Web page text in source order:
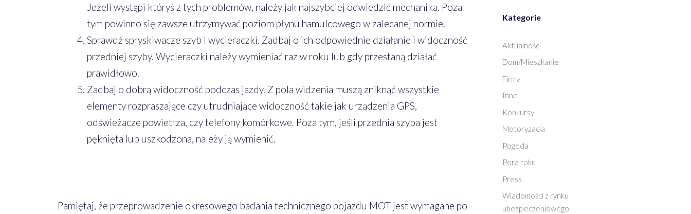
Jeżeli wystąpi któryś z tych problemów, należy jak najszybciej odwiedzić mechanika. Poza
tym powinno się zawsze utrzymywać poziom płynu hamulcowego w zalecanej normie.
Sprawdź spryskiwacze szyb i wycieraczki. Zadbaj o ich odpowiednie działanie i widoczność
przedniej szyby. Wycieraczki należy wymieniać raz w roku lub gdy przestaną działać
prawidłowo.
Zadbaj o dobrą widoczność podczas jazdy. Z pola widzenia muszą zniknąć wszystkie
elementy rozpraszające czy utrudniające widoczność takie jak urządzenia GPS,
odświeżacze powietrza, czy telefony komórkowe. Poza tym, jeśli przednia szyba jest
pęknięta lub uszkodzona, należy ją wymienić.
Pamiętaj, że przeprowadzenie okresowego badania technicznego pojazdu MOT jest wymagane po
Kategorie
Aktualności
Dom/Mieszkanie
Firma
Inne
Konkursy
Motoryzacja
Pogoda
Pora roku
Press
Wiadomości z rynku
ubezpieczeniowego